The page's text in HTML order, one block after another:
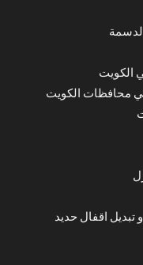
الكويت
محافظات الكويت
تبديل اقفال حديد